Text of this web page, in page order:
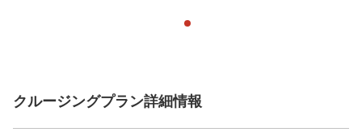
クルージングプラン詳細情報